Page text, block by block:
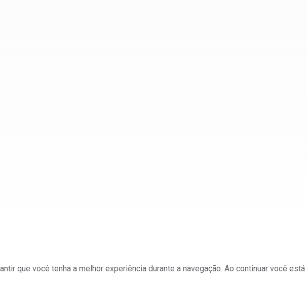
que você tenha a melhor experiência durante a navegação. Ao continuar você
de Metalurgia, Materiais e Mineração